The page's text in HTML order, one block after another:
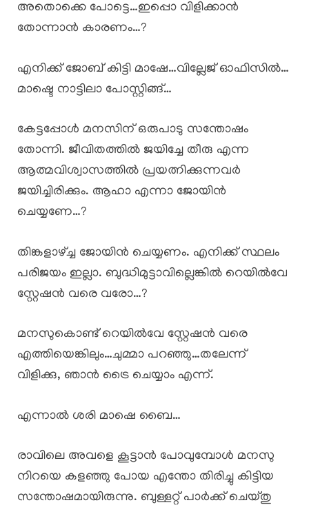
അതൊക്കെ പോട്ടെ…ഇപ്പൊ വിളിക്കാൻ
തോന്നാൻ കാരണം…?
എനിക്ക് ജോബ് കിട്ടി മാഷേ…വില്ലേജ് ഓഫിസിൽ…
മാഷ്ടെ നാട്ടിലാ പോസ്റ്റിങ്ങ്…
കേട്ടപ്പോൾ മനസിന് ഒരുപാടു സന്തോഷം
തോന്നി. ജീവിതത്തിൽ ജയിച്ചേ തീരു എന്ന
ആത്മവിശ്വാസത്തിൽ പ്രയത്നിക്കുന്നവർ
ജയിച്ചിരിക്കും. ആഹാ എന്നാ ജോയിൻ
ചെയ്യണേ…?
തിങ്കളാഴ്ച്ച ജോയിൻ ചെയ്യണം. എനിക്ക് സ്ഥലം
പരിജയം ഇല്ലാ. ബുദ്ധിമുട്ടാവില്ലെങ്കിൽ റെയിൽവേ
സ്റ്റേഷൻ വരെ വരോ…?
മനസുകൊണ്ട് റെയിൽവേ സ്റ്റേഷൻ വരെ
എത്തിയെങ്കിലും…ചുമ്മാ പറഞ്ഞു…തലേന്ന്
വിളിക്കു, ഞാൻ ട്രൈ ചെയ്യാം എന്ന്.
എന്നാൽ ശരി മാഷെ ബൈ…
രാവിലെ അവളെ കൂട്ടാൻ പോവുമ്പോൾ മനസു
നിറയെ കളഞ്ഞു പോയ എന്തോ തിരിച്ചു കിട്ടിയ
സന്തോഷമായിരുന്നു. ബുള്ളറ്റ് പാർക്ക് ചെയ്തു